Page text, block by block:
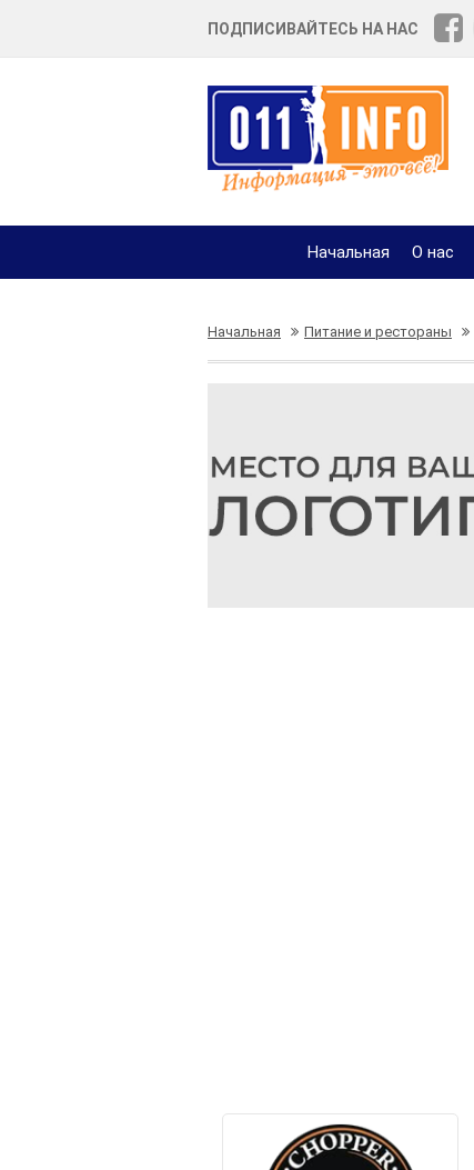
ПОДПИСИВАЙТЕСЬ НА НАС
Начальная О нас
Начальная Питание и рестораны